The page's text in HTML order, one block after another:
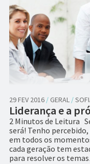
29 FEV 2016 / GERAL /
Liderança e a
2 Minutos de Leitura
será! Tenho
em todos os
cada geração tem
para resolver os